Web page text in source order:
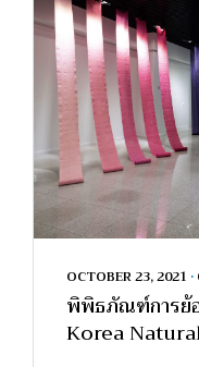
OCTOBER 23, 2021 •
พิพิธภัณฑ์การย้
Korea